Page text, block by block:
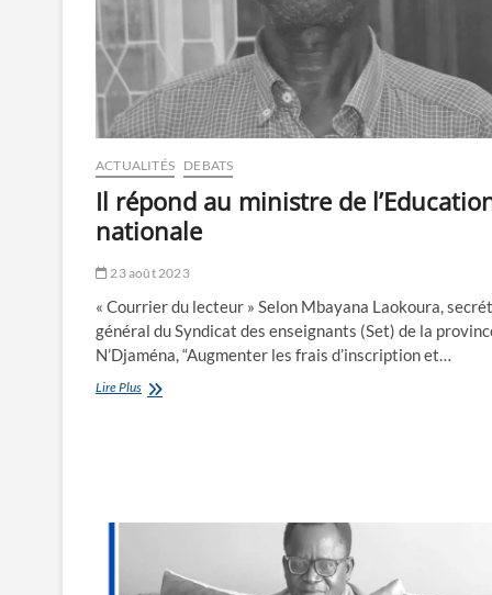
ACTUALITÉS DEBATS
Il répond au ministre de
nationale
23 août 2023
« Courrier du lecteur » Selon Mbayana Laokoura,
général du Syndicat des enseignants (Set) de la
N’Djaména, “Augmenter les frais d’inscription et…
Lire PlusIl